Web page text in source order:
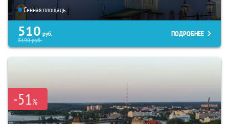
Сенная площадь
510 руб.
5190руб.
ПОДРОБНЕЕ
-51%